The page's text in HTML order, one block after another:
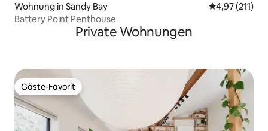
Wohnung in Sandy Bay
4,97 (211)
Battery Point Penthouse
Private Wohnungen
Gäste-Favorit
Gäste-Favorit